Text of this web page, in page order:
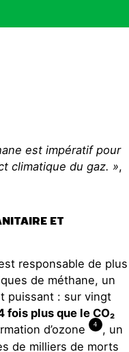
est impératif pour
climatique du gaz. »,
ET
responsable de plus
de méthane, un
puissant : sur vingt
fois plus que le CO₂
d’ozone 4
, un
de milliers de morts